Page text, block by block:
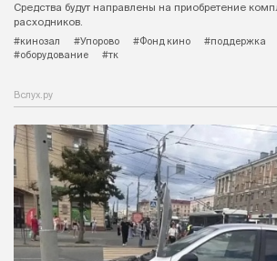
Средства будут направлены на приобретение
расходников.
#кинозал
#Упорово #Фонд кино #поддержка
#оборудование
#тк
Вслух.ру